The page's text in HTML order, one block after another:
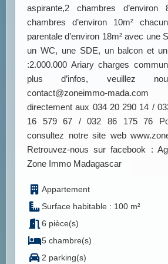
aspirante,2 chambres
chambres d’environ 10m²
parentale d’environ 18m² avec une
un WC, une SDE, un balcon et
:2.000.000 Ariary charges
plus d’infos, veuillez
contact@zoneimmo-
directement aux 034 20 290 14 /
16 579 67 / 032 86 175 76
consultez notre site web
Retrouvez-nous sur facebook :
Zone Immo Madagascar
Appartement
Surface habitable : 100 m²
6 pièce(s)
5 chambre(s)
2 parking(s)